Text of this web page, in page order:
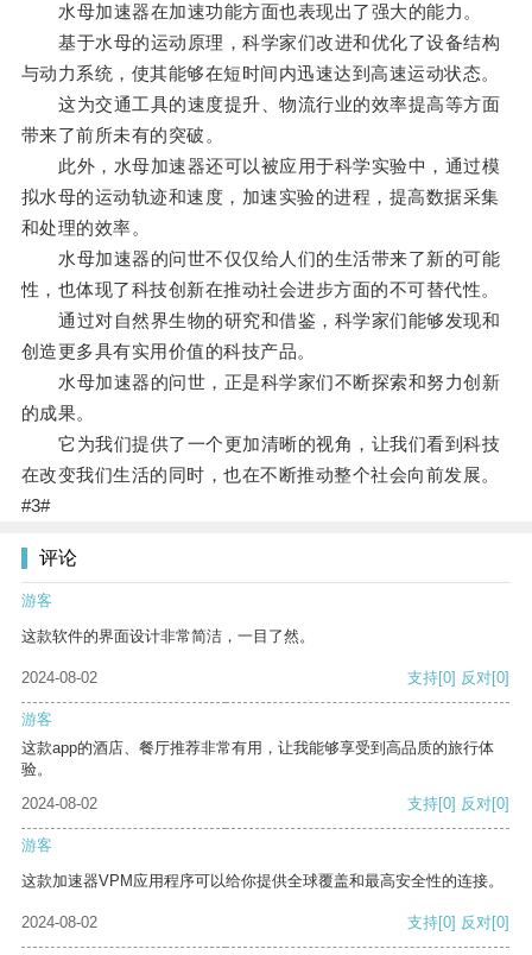
水母加速器在加速功能方面也表现出了强大的能力。
基于水母的运动原理，科学家们改进和优化了设备结构
与动力系统，使其能够在短时间内迅速达到高速运动状态。
这为交通工具的速度提升、物流行业的效率提高等方面
带来了前所未有的突破。
此外，水母加速器还可以被应用于科学实验中，通过模
拟水母的运动轨迹和速度，加速实验的进程，提高数据采集
和处理的效率。
水母加速器的问世不仅仅给人们的生活带来了新的可能
性，也体现了科技创新在推动社会进步方面的不可替代性。
通过对自然界生物的研究和借鉴，科学家们能够发现和
创造更多具有实用价值的科技产品。
水母加速器的问世，正是科学家们不断探索和努力创新
的成果。
它为我们提供了一个更加清晰的视角，让我们看到科技
在改变我们生活的同时，也在不断推动整个社会向前发展。
#3#
评论
游客
这款软件的界面设计非常简洁，一目了然。
2024-08-02 支持[0] 反对[0]
游客
这款app的酒店、餐厅推荐非常有用，让我能够享受到高品质的旅行体
验。
2024-08-02
支持[0] 反对[0]
游客
这款加速器VPM应用程序可以给你提供全球覆盖和最高安全性的连接。
2024-08-02 支持[0] 反对[0]